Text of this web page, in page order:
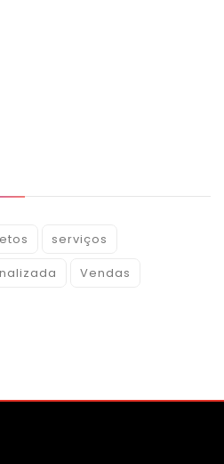
serviços
Vendas